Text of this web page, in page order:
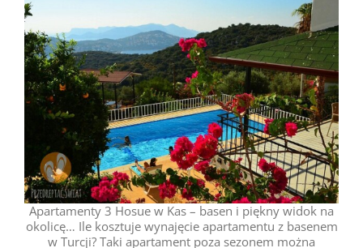
Apartamenty 3 Hosue w Kas – basen i piękny widok na
okolicę… Ile kosztuje wynajęcie apartamentu z basenem
w Turcji? Taki apartament poza sezonem można